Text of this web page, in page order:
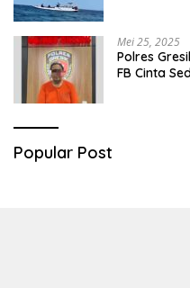
Mei 25, 2025
Polres
FB Cinta
Popular Post